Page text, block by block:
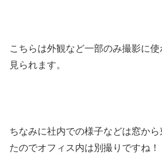
こちらは外観など一部のみ撮影に
見られます。
ちなみに社内での様子などは窓か
たのでオフィス内は別撮りですね！